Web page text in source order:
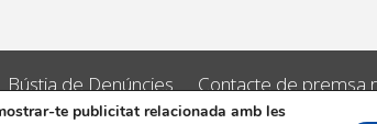
Bústia de Denúncies Contacte de premsa
te publicitat relacionada amb les